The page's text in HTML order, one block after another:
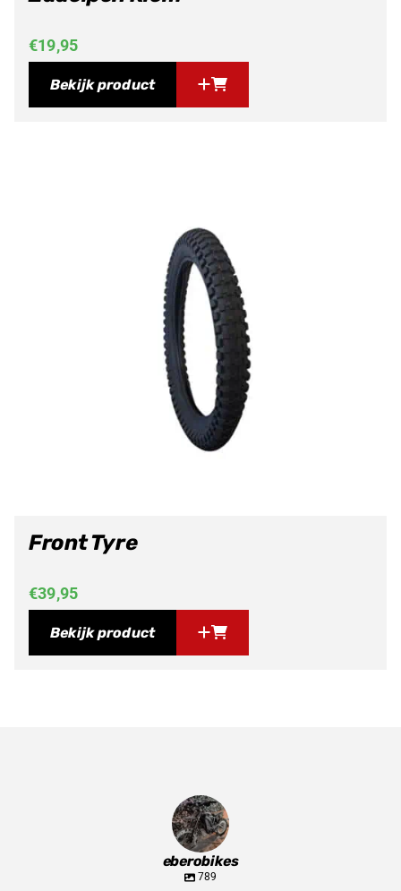
€19,95
Bekijk product
Front Tyre
€39,95
Bekijk product
eberobikes
789